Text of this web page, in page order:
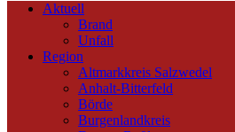
Aktuell
Brand
Unfall
Region
Altmarkkreis Salzwedel
Anhalt-Bitterfeld
Börde
Burgenlandkreis